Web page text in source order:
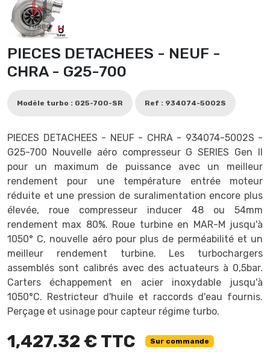
PIECES DETACHEES - NEUF -
CHRA - G25-700
Modèle turbo : G25-700-SR Ref : 934074-5002S
PIECES DETACHEES - NEUF - CHRA - 934074-5002S -
G25-700 Nouvelle aéro compresseur G SERIES Gen II
pour un maximum de puissance avec un meilleur
rendement pour une température entrée moteur
réduite et une pression de suralimentation encore plus
élevée, roue compresseur inducer 48 ou 54mm
rendement max 80%. Roue turbine en MAR-M jusqu'à
1050° C, nouvelle aéro pour plus de perméabilité et un
meilleur rendement turbine. Les turbochargers
assemblés sont calibrés avec des actuateurs à 0,5bar.
Carters échappement en acier inoxydable jusqu'à
1050°C. Restricteur d'huile et raccords d'eau fournis.
Perçage et usinage pour capteur régime turbo.
1,427.32 € TTC Sur commande